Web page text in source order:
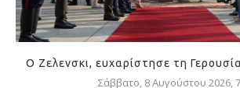
Ο Ζελενσκι, ευχαρίστησε τη
Σάββατο, 8 Αυγούστου 2026,